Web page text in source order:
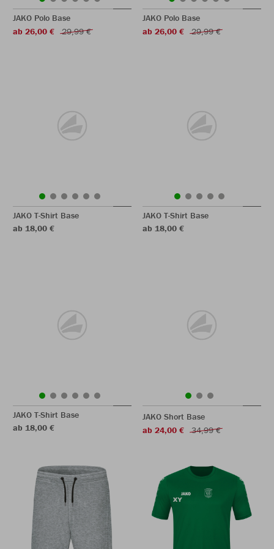
JAKO Polo Base
ab 26,00 €
29,99 €
JAKO Polo Base
ab 26,00 €
29,99 €
JAKO T-Shirt Base
ab 18,00 €
JAKO T-Shirt Base
ab 18,00 €
JAKO T-Shirt Base
ab 18,00 €
JAKO Short Base
ab 24,00 €
34,99 €